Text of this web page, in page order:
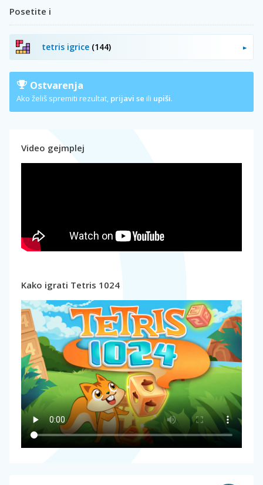
Posetite i
tetris igrice (144)
Ostvarenja
Ako želiš spremiti rezultat, prijavi se ili upiši.
Video gejmplej
Kako igrati Tetris 1024